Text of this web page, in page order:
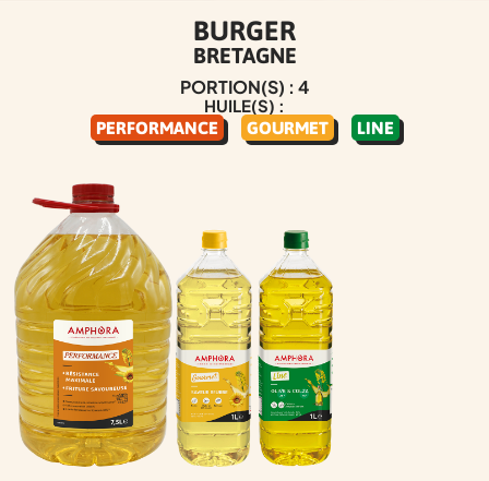
BURGER
BRETAGNE
PORTION(S) : 4
HUILE(S) :
PERFORMANCE GOURMET LINE